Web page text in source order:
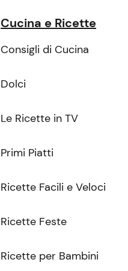
Cucina e Ricette
Consigli di Cucina
Dolci
Le Ricette in TV
Primi Piatti
Ricette Facili e Veloci
Ricette Feste
Ricette per Bambini